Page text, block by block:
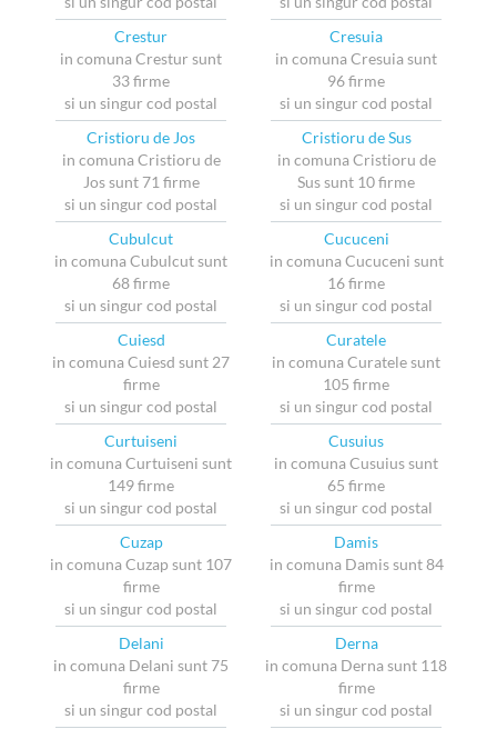
Crestur
in comuna Crestur sunt
33 firme
si un singur cod postal
Cresuia
in comuna Cresuia sunt
96 firme
si un singur cod postal
Cristioru de Jos
in comuna Cristioru de
Jos sunt 71 firme
si un singur cod postal
Cristioru de Sus
in comuna Cristioru de
Sus sunt 10 firme
si un singur cod postal
Cubulcut
in comuna Cubulcut sunt
68 firme
si un singur cod postal
Cucuceni
in comuna Cucuceni sunt
16 firme
si un singur cod postal
Cuiesd
in comuna Cuiesd sunt 27
firme
si un singur cod postal
Curatele
in comuna Curatele sunt
105 firme
si un singur cod postal
Curtuiseni
in comuna Curtuiseni sunt
149 firme
si un singur cod postal
Cusuius
in comuna Cusuius sunt
65 firme
si un singur cod postal
Cuzap
in comuna Cuzap sunt 107
firme
si un singur cod postal
Damis
in comuna Damis sunt 84
firme
si un singur cod postal
Delani
in comuna Delani sunt 75
firme
si un singur cod postal
Derna
in comuna Derna sunt 118
firme
si un singur cod postal